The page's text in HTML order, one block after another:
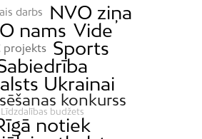
darbs
NVO ziņa
nams Vide
projekts Sports
Ukrainai
konkurss
Līdzdalības budžets
notiek